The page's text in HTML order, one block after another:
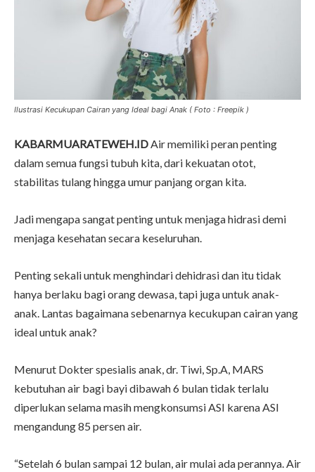
Ilustrasi Kecukupan Cairan yang Ideal bagi Anak ( Foto : Freepik )
KABARMUARATEWEH.ID Air memiliki peran penting
dalam semua fungsi tubuh kita, dari kekuatan otot,
stabilitas tulang hingga umur panjang organ kita.
Jadi mengapa sangat penting untuk menjaga hidrasi demi
menjaga kesehatan secara keseluruhan.
Penting sekali untuk menghindari dehidrasi dan itu tidak
hanya berlaku bagi orang dewasa, tapi juga untuk anak-
anak. Lantas bagaimana sebenarnya kecukupan cairan yang
ideal untuk anak?
Menurut Dokter spesialis anak, dr. Tiwi, Sp.A, MARS
kebutuhan air bagi bayi dibawah 6 bulan tidak terlalu
diperlukan selama masih mengkonsumsi ASI karena ASI
mengandung 85 persen air.
“Setelah 6 bulan sampai 12 bulan, air mulai ada perannya. Air